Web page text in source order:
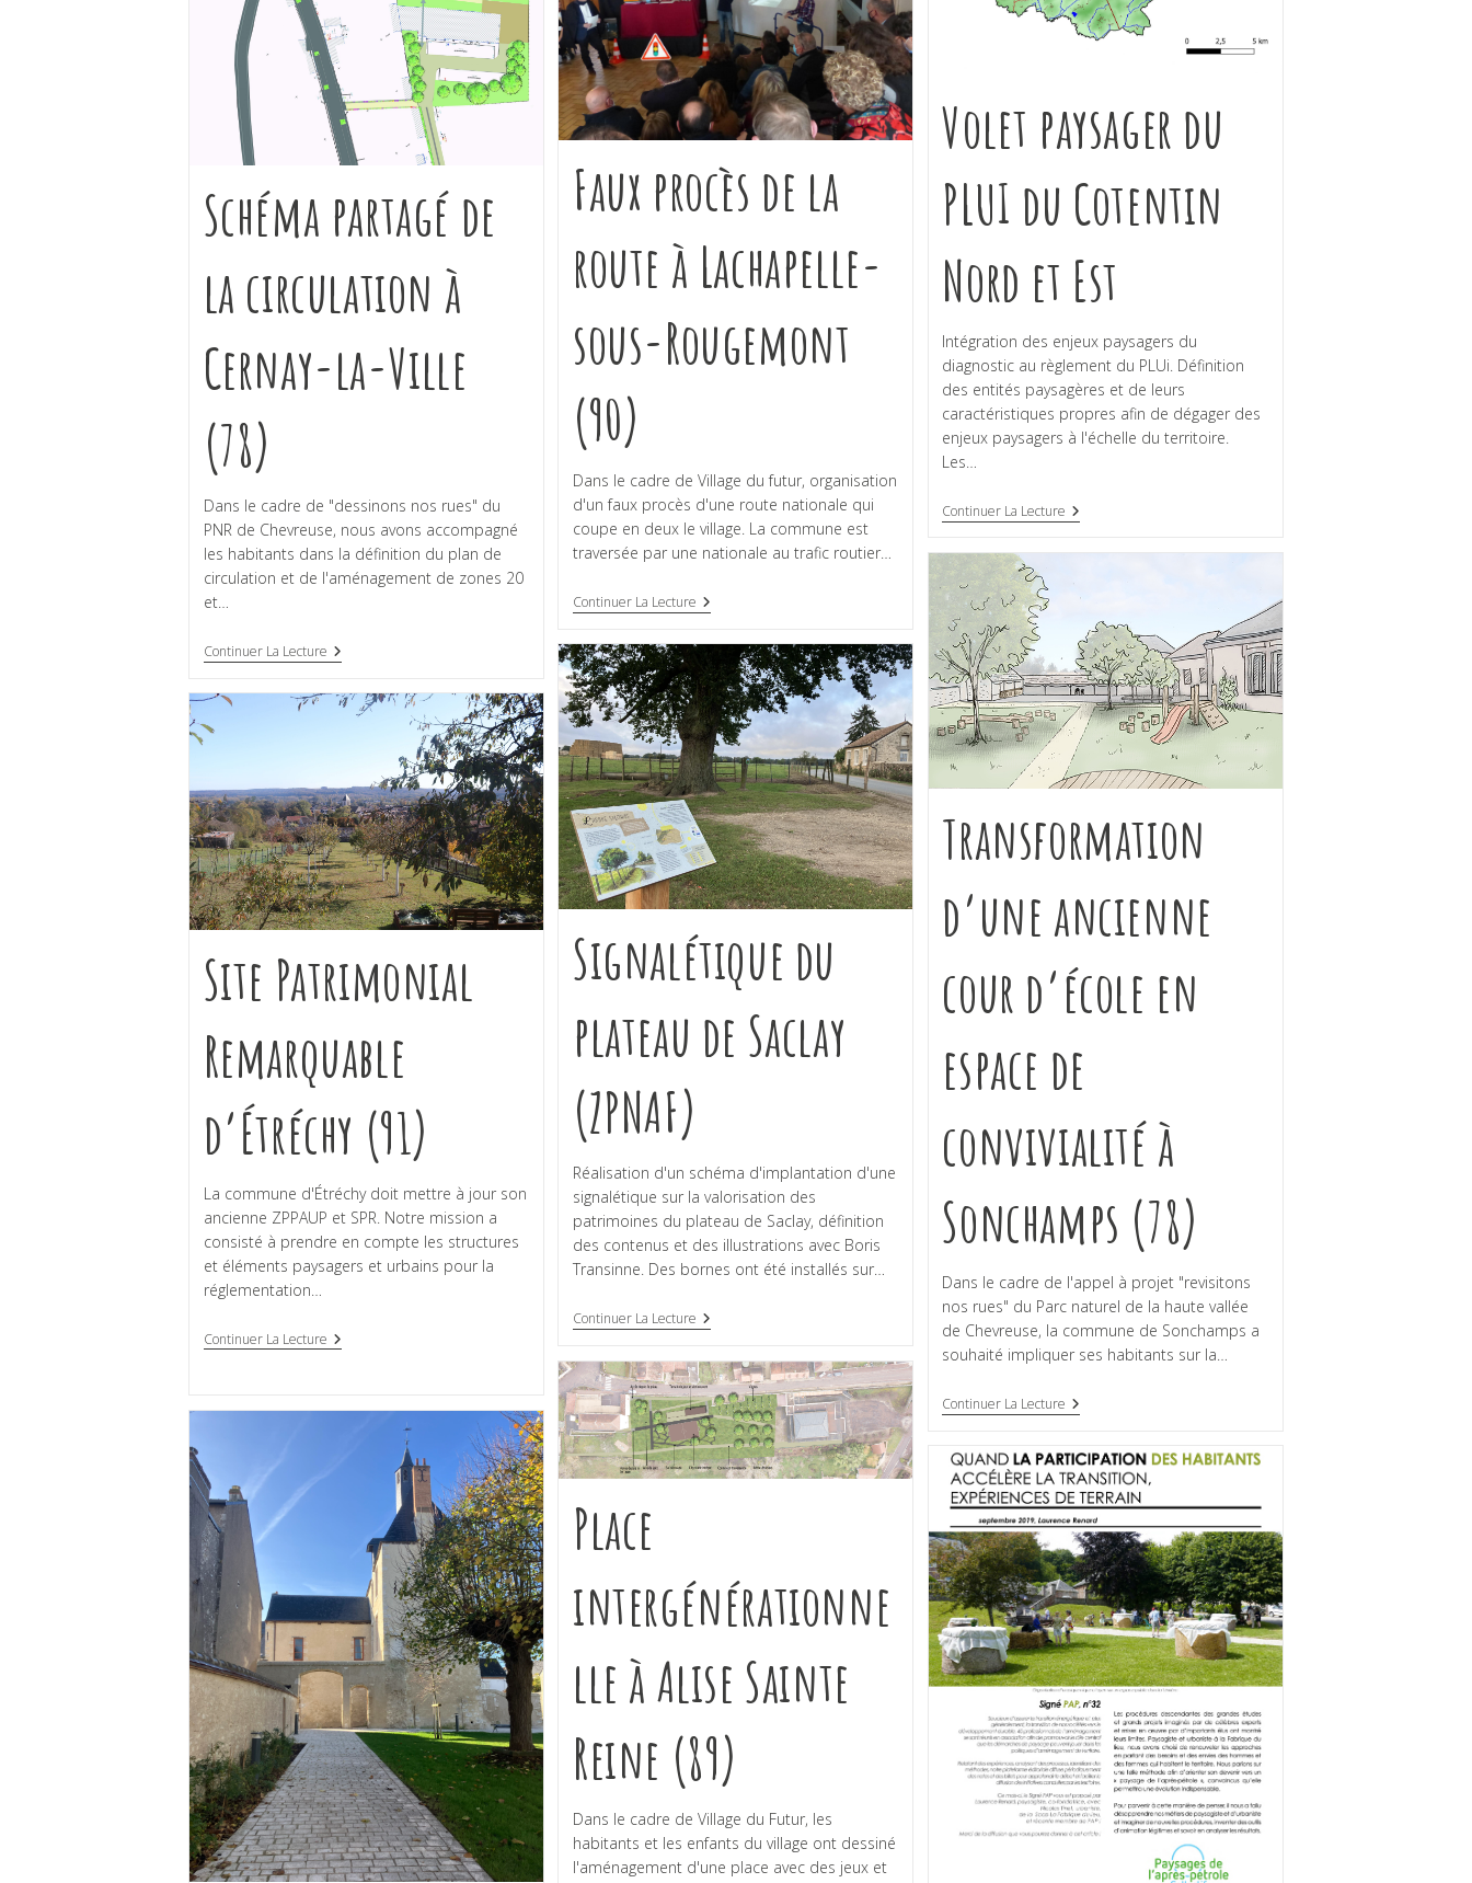
Volet paysager du
PLUI du Cotentin
Nord et Est
Intégration des enjeux paysagers du
diagnostic au règlement du PLUi. Définition
des entités paysagères et de leurs
caractéristiques propres afin de dégager des
enjeux paysagers à l'échelle du territoire.
Les…
Continuer La Lecture
Schéma partagé de
la circulation à
Cernay-la-Ville
(78)
Dans le cadre de "dessinons nos rues" du
PNR de Chevreuse, nous avons accompagné
les habitants dans la définition du plan de
circulation et de l'aménagement de zones 20
et…
Continuer La Lecture
Faux procès de la
route à Lachapelle-
sous-Rougemont
(90)
Dans le cadre de Village du futur, organisation
d'un faux procès d'une route nationale qui
coupe en deux le village. La commune est
traversée par une nationale au trafic routier…
Continuer La Lecture
Transformation
d’une ancienne
cour d’école en
espace de
convivialité à
Sonchamps (78)
Dans le cadre de l'appel à projet "revisitons
nos rues" du Parc naturel de la haute vallée
de Chevreuse, la commune de Sonchamps a
souhaité impliquer ses habitants sur la…
Continuer La Lecture
Signalétique du
plateau de Saclay
(ZPNAF)
Réalisation d'un schéma d'implantation d'une
signalétique sur la valorisation des
patrimoines du plateau de Saclay, définition
des contenus et des illustrations avec Boris
Transinne. Des bornes ont été installés sur…
Continuer La Lecture
Site Patrimonial
Remarquable
d’Étréchy (91)
La commune d'Étréchy doit mettre à jour son
ancienne ZPPAUP et SPR. Notre mission a
consisté à prendre en compte les structures
et éléments paysagers et urbains pour la
réglementation…
Continuer La Lecture
Place
intergénérationne
lle à Alise Sainte
Reine (89)
Dans le cadre de Village du Futur, les
habitants et les enfants du village ont dessiné
l'aménagement d'une place avec des jeux et